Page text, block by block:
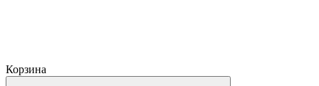
Корзина